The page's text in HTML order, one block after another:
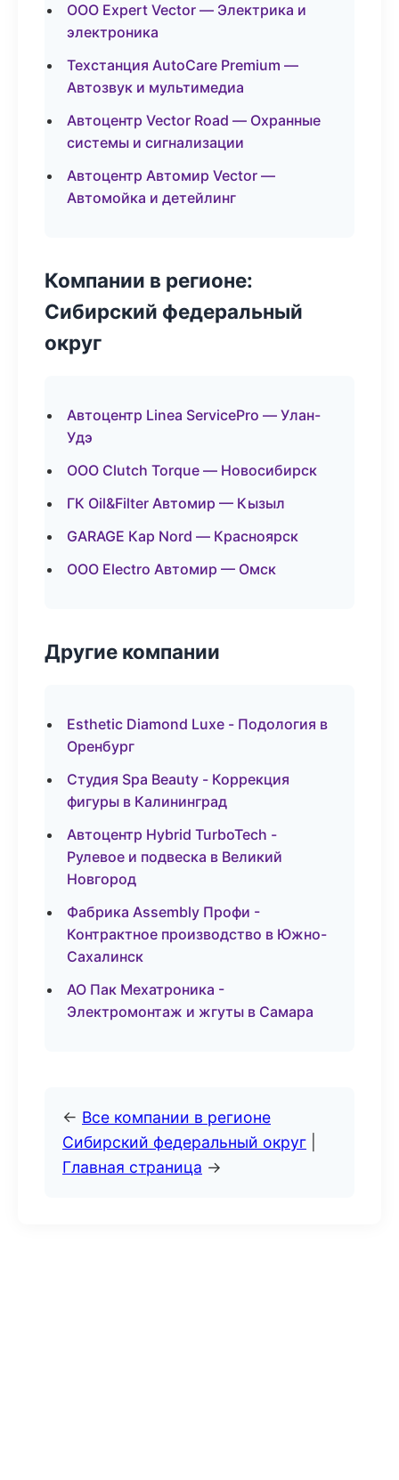
ООО Expert Vector — Электрика и
электроника
Техстанция AutoCare Premium —
Автозвук и мультимедиа
Автоцентр Vector Road — Охранные
системы и сигнализации
Автоцентр Автомир Vector —
Автомойка и детейлинг
Компании в регионе:
Сибирский федеральный
округ
Автоцентр Linea ServicePro — Улан-
Удэ
ООО Clutch Torque — Новосибирск
ГК Oil&Filter Автомир — Кызыл
GARAGE Кар Nord — Красноярск
ООО Electro Автомир — Омск
Другие компании
Esthetic Diamond Luxe - Подология в
Оренбург
Студия Spa Beauty - Коррекция
фигуры в Калининград
Автоцентр Hybrid TurboTech -
Рулевое и подвеска в Великий
Новгород
Фабрика Assembly Профи -
Контрактное производство в Южно-
Сахалинск
АО Пак Мехатроника -
Электромонтаж и жгуты в Самара
← Все компании в регионе
Сибирский федеральный округ
Главная страница →